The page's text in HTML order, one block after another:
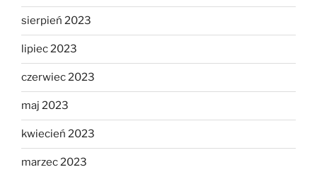
sierpień 2023
lipiec 2023
czerwiec 2023
maj 2023
kwiecień 2023
marzec 2023